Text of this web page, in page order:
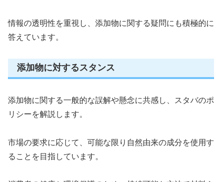
情報の透明性を重視し、添加物に関する疑問にも積極的に
答えています。
添加物に対するスタンス
添加物に関する一般的な誤解や懸念に共感し、スタバのポ
リシーを解説します。
市場の要求に応じて、可能な限り自然由来の成分を使用す
ることを目指しています。